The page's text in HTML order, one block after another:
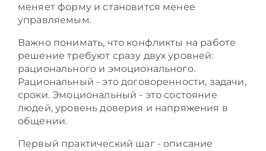
меняет форму и становится менее
управляемым.
Важно понимать, что конфликты на работе
решение требуют сразу двух уровней:
рационального и эмоционального.
Рациональный - это договоренности, задачи,
сроки. Эмоциональный - это состояние
людей, уровень доверия и напряжения в
общении.
Первый практический шаг - описание